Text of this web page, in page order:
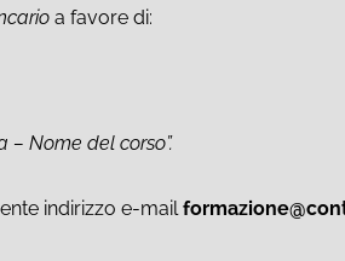
a favore di:
– Nome del corso”.
indirizzo e-mail